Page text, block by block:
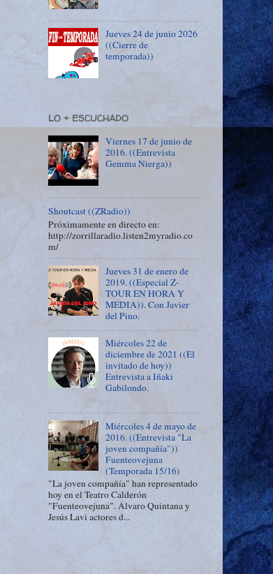
Jueves 24 de junio 2026
((Cierre de
temporada))
LO + ESCUCHADO
Viernes 17 de junio de
2016. ((Entrevista
Gemma Nierga))
Shoutcast ((ZRadio))
Próximamente en directo en:
http://zorrillaradio.listen2myradio.co
m/
Jueves 31 de enero de
2019. ((Especial Z-
TOUR EN HORA Y
MEDIA)). Con Javier
del Pino.
Miércoles 22 de
diciembre de 2021 ((El
invitado de hoy))
Entrevista a Iñaki
Gabilondo.
Miércoles 4 de mayo de
2016. ((Entrevista "La
joven compañía"))
Fuenteovejuna
(Temporada 15/16)
"La joven compañía" han representado
hoy en el Teatro Calderón
"Fuenteovejuna". Álvaro Quintana y
Jesús Lavi actores d...